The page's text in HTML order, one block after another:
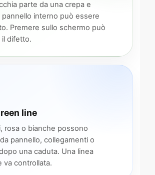
parte da una crepa e
pannello interno può essere
Premere sullo schermo può
il difetto.
line
rosa o bianche possono
pannello, collegamenti o
una caduta. Una linea
va controllata.